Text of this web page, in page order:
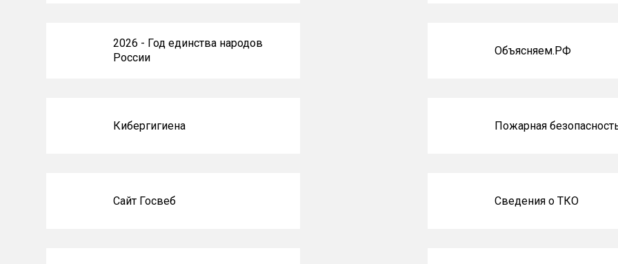
2026 - Год единства народов
России
Объясняем.РФ
Кибергигиена Пожарная
Сайт Госвеб Сведения о ТКО